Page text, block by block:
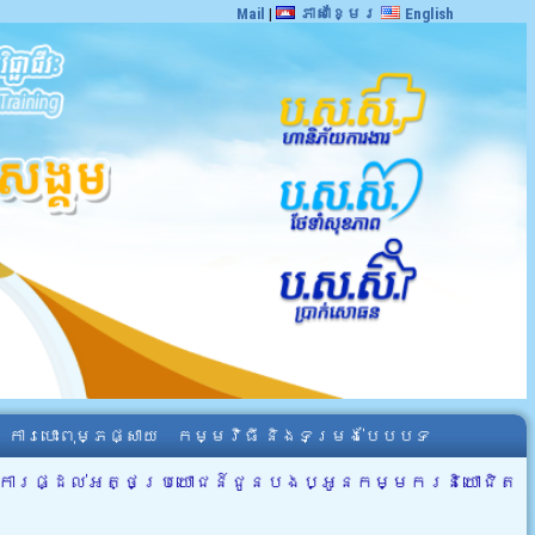
Mail | ភាសាខ្មែរ English
ការបោះពុម្ភផ្សាយ កម្មវិធី និងទម្រង់បែបបទ
ារផ្ដល់អត្ថប្រយោជន៍ជូនបងប្អូនកម្មករនិយោជិត